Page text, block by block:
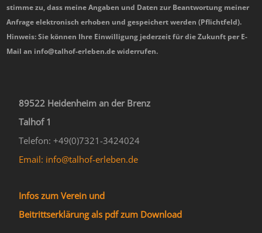
stimme zu, dass meine Angaben und Daten zur Beantwortung meiner
Anfrage elektronisch erhoben und gespeichert werden (Pflichtfeld).
Hinweis: Sie können Ihre Einwilligung jederzeit für die Zukunft per E-
Mail an info@talhof-erleben.de widerrufen.
89522 Heidenheim an der Brenz
Talhof 1
Telefon: +49(0)7321-3424024
Email: info@talhof-erleben.de
Infos zum Verein und
Beitrittserklärung als pdf zum Download